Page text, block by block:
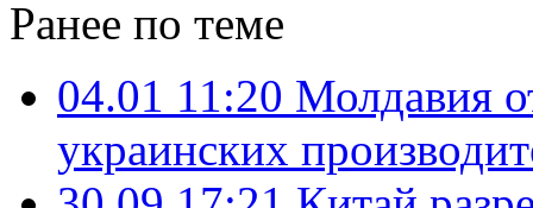
Ранее по теме
04.01 11:20 Молдавия
украинских